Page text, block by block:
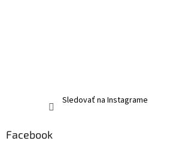
Sledovať na Instagrame
Facebook